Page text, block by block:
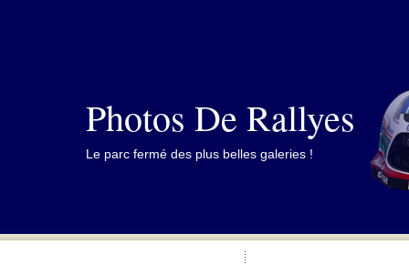
Photos De Rallyes
Le parc fermé des plus belles galeries !